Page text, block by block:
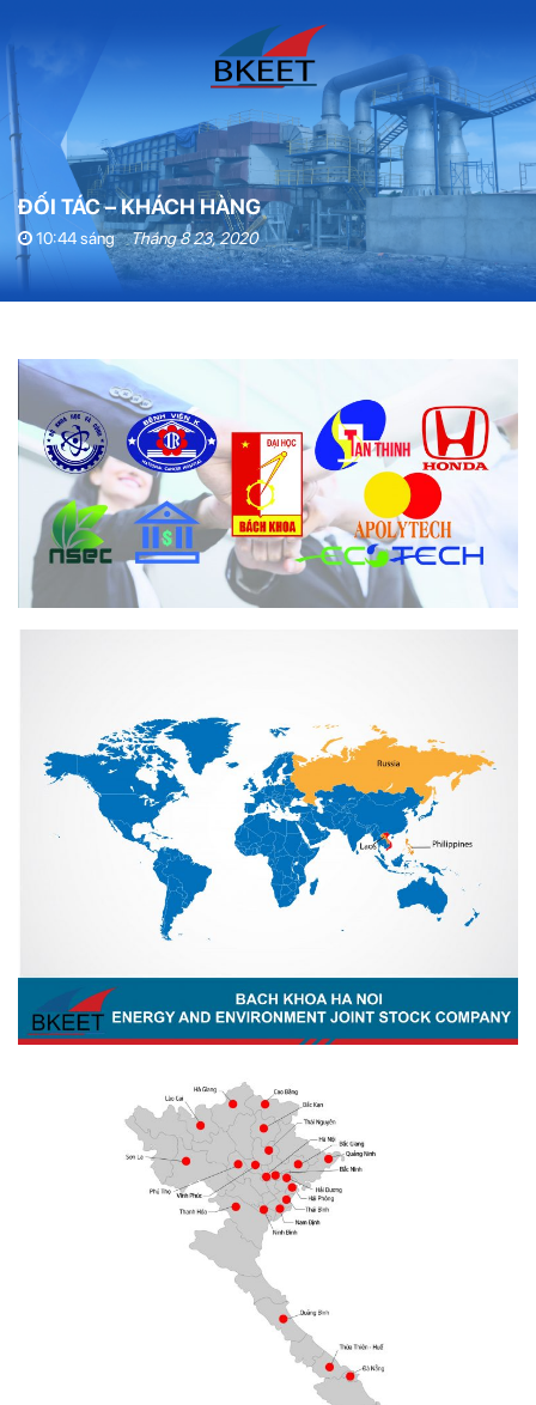
ĐỐI TÁC – KHÁCH HÀNG
10:44 sáng Tháng 8 23, 2020